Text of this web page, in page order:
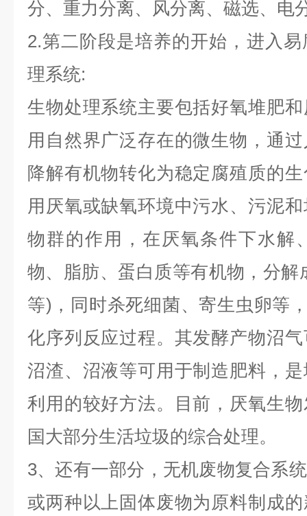
分、重力分离、风分离、磁选、电
2.第二阶段是培养的开始，进入
理系统:
生物处理系统主要包括好氧堆肥
用自然界广泛存在的微生物，通
降解有机物转化为稳定腐殖质的
用厌氧或缺氧环境中污水、污泥
物群的作用，在厌氧条件下水解
物、脂肪、蛋白质等有机物，分解
等)，同时杀死细菌、寄生虫卵等
化序列反应过程。其发酵产物沼
沼渣、沼液等可用于制造肥料，
利用的较好方法。目前，厌氧生
国大部分生活垃圾的综合处理。
3、还有一部分，无机废物复合系
或两种以上固体废物为原料制成